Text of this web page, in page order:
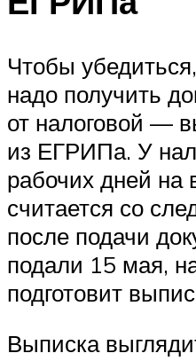
Чтобы
надо получить
от налоговой —
из ЕГРИПа. У
рабочих дней на
считается со
после подачи
подали 15 мая,
подготовит
Выписка